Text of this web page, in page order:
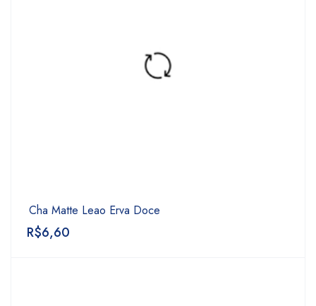
Cha Matte Leao Erva Doce
R$6,60